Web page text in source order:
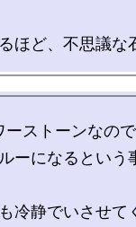
ーストーンなの
ーになるという